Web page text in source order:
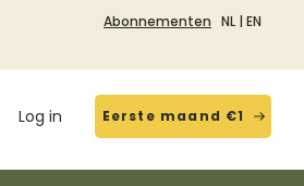
Abonnementen NL | EN
Log in Eerste maand €1